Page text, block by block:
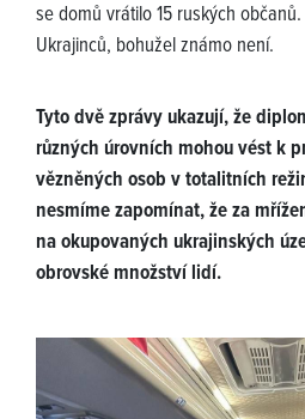
se domů vrátilo 15 ruských
Ukrajinců, bohužel známo není.
Tyto dvě zprávy ukazují, že
různých úrovních mohou vést k
vězněných osob v totalitních
nesmíme zapomínat, že za
na okupovaných ukrajinských
obrovské množství lidí.